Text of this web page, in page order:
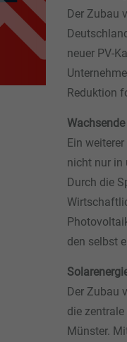
Der Zubau
neuer PV-
Reduktion
Ein
nicht nur in
Durch die
den selbst
Der Zubau
die
Münster.